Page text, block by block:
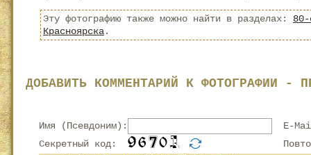
Эту фотографию также можно найти в разделах:
Красноярска.
ДОБАВИТЬ КОММЕНТАРИЙ К ФОТОГРАФИИ -
Имя (Псевдоним):
E-
Секретный код: